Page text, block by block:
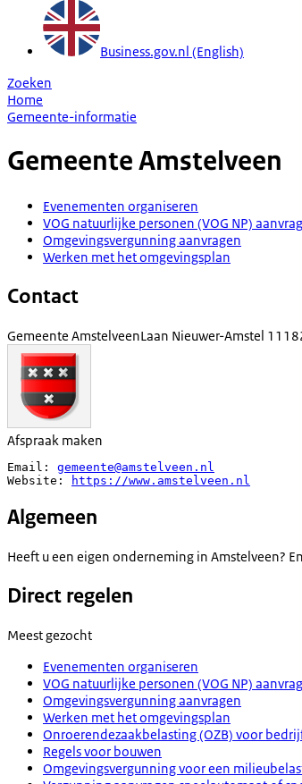
Business.gov.nl (English)
Zoeken
Home
Gemeente-informatie
GemeenteAmstelveen
Evenementen organiseren
VOG natuurlijke personen (VOG NP)
Omgevingsvergunning aanvragen
Werken met het omgevingsplan
Contact
Gemeente AmstelveenLaan Nieuwer-Amstel 1
Afspraak maken
Email: gemeente@amstelveen.nl
Website:
https://www.amstelveen.nl
Algemeen
Heeft u een eigen onderneming in Amstelveen?
Direct regelen
Meest gezocht
Evenementen organiseren
VOG natuurlijke personen (VOG NP)
Omgevingsvergunning aanvragen
Werken met het omgevingsplan
Onroerendezaakbelasting (OZB) voor
Regels voor bouwen
Omgevingsvergunning voor een